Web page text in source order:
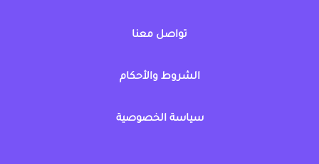
تواصل معنا
الشروط والأحكام
سياسة الخصوصية